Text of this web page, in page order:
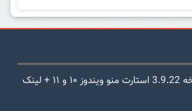
دانلود StartAllBack نسخه 3.9.22 استارت منو ویندوز ۱۰ و ۱۱ + لینک